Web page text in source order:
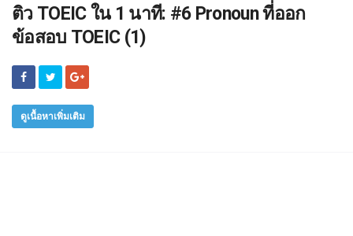
ติว TOEIC ใน 1 นาที: #6 Pronoun ที่ออก
ข้อสอบ TOEIC (1)
ดูเนื้อหาเพิ่มเติม